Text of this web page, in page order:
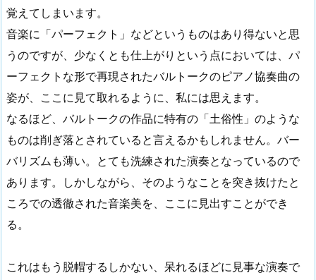
覚えてしまいます。
音楽に「パーフェクト」などというものはあり得ないと思
うのですが、少なくとも仕上がりという点においては、パ
ーフェクトな形で再現されたバルトークのピアノ協奏曲の
姿が、ここに見て取れるように、私には思えます。
なるほど、バルトークの作品に特有の「土俗性」のような
ものは削ぎ落とされていると言えるかもしれません。バー
バリズムも薄い。とても洗練された演奏となっているので
あります。しかしながら、そのようなことを突き抜けたと
ころでの透徹された音楽美を、ここに見出すことができ
る。
これはもう脱帽するしかない、呆れるほどに見事な演奏で